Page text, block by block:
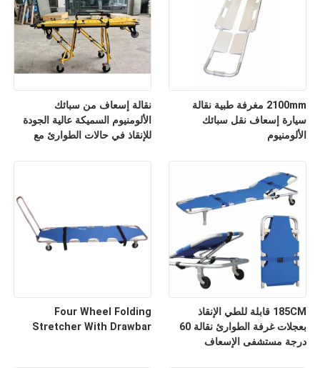
نقالة إسعاف من سبائك
الألومنيوم السميكة عالية الجودة
للإنقاذ في حالات الطوارئ مع
2100mm مغرفة طبية نقالة
سيارة إسعاف نقل سبائك
الألومنيوم
Four Wheel Folding
Stretcher With Drawbar
185CM قابلة للطي الإنقاذ
بعجلات غرفة الطوارئ نقالة 60
درجة مستشفى الإسعاف